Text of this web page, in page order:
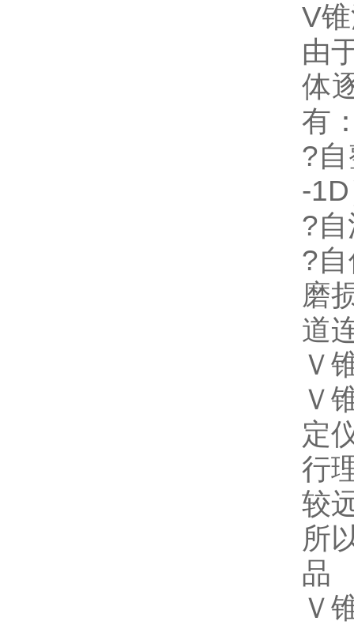
V
由
体
有
?
-
?
?
磨
道
Ｖ
Ｖ
定
行
较
所
品
Ｖ